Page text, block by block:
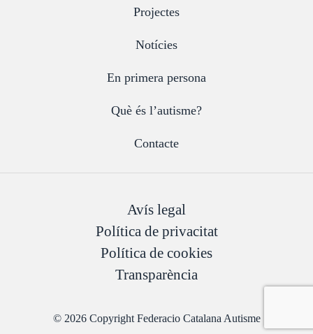
Projectes
Notícies
En primera persona
Què és l’autisme?
Contacte
Avís legal
Política de privacitat
Política de cookies
Transparència
© 2026 Copyright Federacio Catalana Autisme